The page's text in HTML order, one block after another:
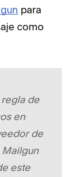
para
como
de
en
de
este